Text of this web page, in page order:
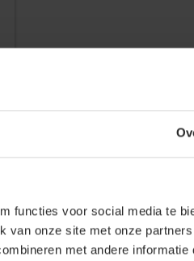
functies voor social media te
van onze site met onze
met andere informatie